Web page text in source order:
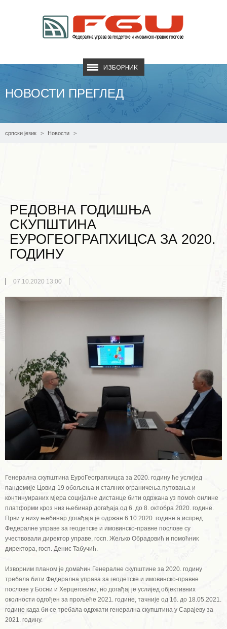
ИЗБОРНИК
НОВОСТИ ПРЕГЛЕД
српски језик Новости
РЕДОВНА ГОДИШЊА
СКУПШТИНА
ЕУРОГЕОГРАПХИЦСА ЗА 2020.
ГОДИНУ
07.10.2020 13:00
Генерална скупштина ЕуроГеограпхицса за 2020. годину ће услијед
пандемије Цовид-19 обољења и сталних ограничења путовања и
континуираних мјера социјалне дистанце бити одржана уз помоћ онлине
платформи кроз низ њебинар догађаја од 6. до 8. октобра 2020. године.
Први у низу њебинар догађаја је одржан 6.10.2020. године а испред
Федералне управе за геодетске и имовинско-правне послове су
учествовали директор управе, госп. Жељко Обрадовић и помоћник
директора, госп. Денис Табучић.
Изворним планом је домаћин Генералне скупштине за 2020. годину
требала бити Федерална управа за геодетске и имовинско-правне
послове у Босни и Херцеговини, но догађај је услијед објективних
околности одгођен за прољеће 2021. године, тачније од 16. до 18.05.2021.
године када би се требала одржати генерална скупштина у Сарајеву за
2021. годину.